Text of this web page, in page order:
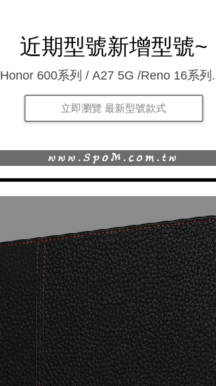
近期型號新增型號~
Honor 600系列 / A27 5G /Reno 16系列
立即瀏覽 最新型號款式